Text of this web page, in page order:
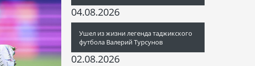
04.08.2026
Ушел из жизни легенда таджикского
футбола Валерий Турсунов
02.08.2026